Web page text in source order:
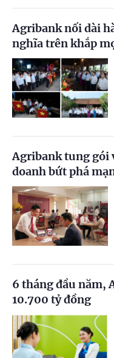
Agribank nối dài
nghĩa trên khắp
Agribank tung gói
doanh bứt phá
6 tháng đầu năm,
10.700 tỷ đồng